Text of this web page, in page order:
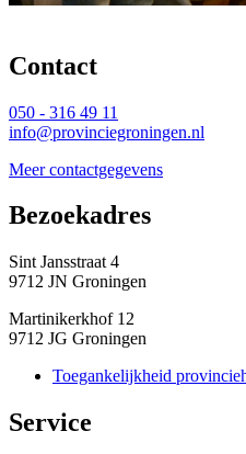
Contact
050 - 316 49 11
info@provinciegroningen.nl
Meer contactgegevens
Bezoekadres
Sint Jansstraat 4
9712 JN Groningen
Martinikerkhof 12
9712 JG Groningen
Toegankelijkheid
Service